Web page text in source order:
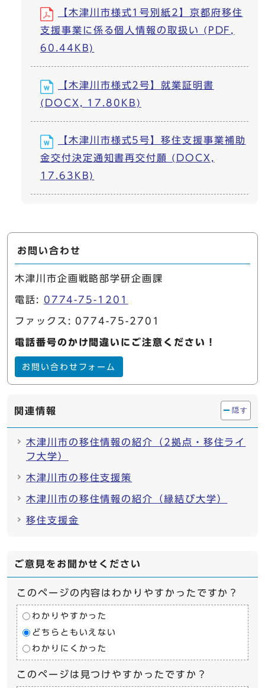
【木津川市様式1号別紙2】京都府移住
支援事業に係る個人情報の取扱い (PDF,
60.44KB)
【木津川市様式2号】就業証明書
(DOCX, 17.80KB)
【木津川市様式5号】移住支援事業補助
金交付決定通知書再交付願 (DOCX,
17.63KB)
お問い合わせ
木津川市企画戦略部学研企画課
電話: 0774-75-1201
ファックス: 0774-75-2701
電話番号のかけ間違いにご注意ください！
お問い合わせフォーム
関連情報 隠す
木津川市の移住情報の紹介（2拠点・移住ライ
フ大学）
木津川市の移住支援策
木津川市の移住情報の紹介（縁結び大学）
移住支援金
ご意見をお聞かせください
このページの内容はわかりやすかったですか？
わかりやすかった
どちらともいえない
わかりにくかった
このページは見つけやすかったですか？